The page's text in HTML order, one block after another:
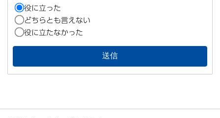
役に立った
どちらとも言えない
役に立たなかった